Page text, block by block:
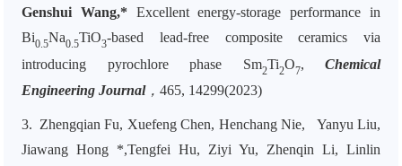
Genshui Wang,* Excellent energy-storage performance in
Bi0.5Na0.5TiO3-based lead-free composite ceramics via
introducing pyrochlore phase Sm2Ti2O7, Chemical
Engineering Journal， 465, 14299(2023)
3. Zhengqian Fu, Xuefeng Chen, Henchang Nie, Yanyu Liu,
Jiawang Hong *,Tengfei Hu, Ziyi Yu, Zhenqin Li, Linlin